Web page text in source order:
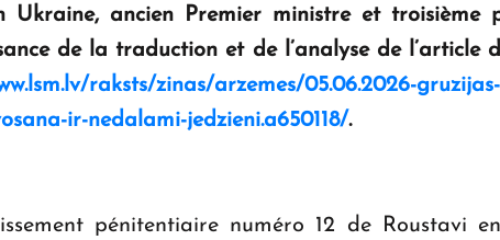
Ukraine, ancien Premier ministre et troisième
de la traduction et de l’analyse de
raksts/zinas/arzemes/05.06.2026-
ir-nedalami-jedzieni.a650118/.
pénitentiaire numéro 12 de Roustavi